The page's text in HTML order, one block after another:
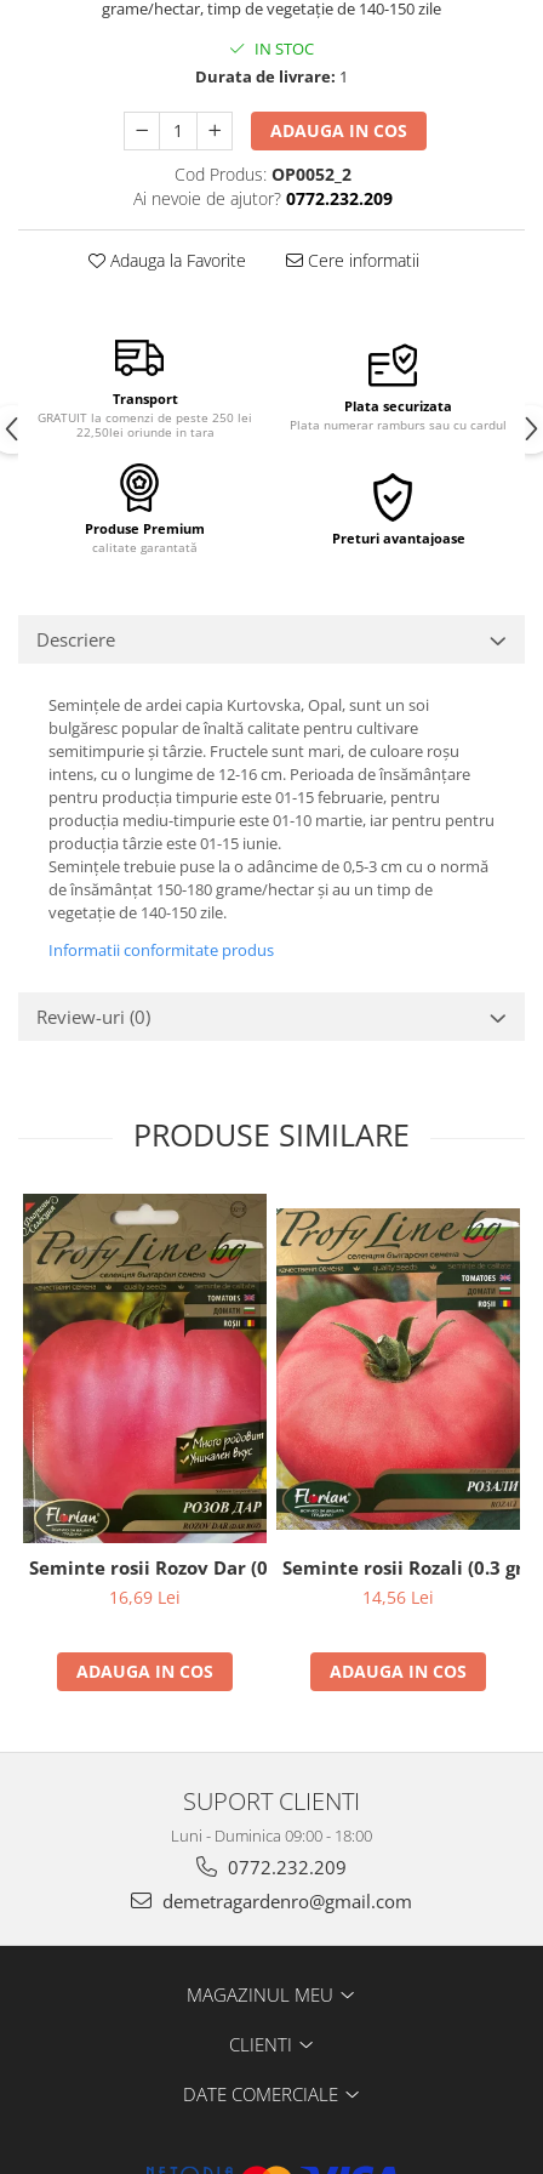
Semințe de Țelină
grame/hectar, timp de vegetație de 140-150 zile
IN STOC
Durata de livrare: 1
ADAUGA IN COS
Cod Produs: OP0052_2
Ai nevoie de ajutor? 0772.232.209
Adauga la Favorite Cere informatii
Transport
GRATUIT la comenzi de peste 250 lei
22,50lei oriunde in tara
Plata securizata
Plata numerar ramburs sau cu cardul
Produse Premium
calitate garantată
Preturi avantajoase
Descriere
Semințele de ardei capia Kurtovska, Opal, sunt un soi
bulgăresc popular de înaltă calitate pentru cultivare
semitimpurie și târzie. Fructele sunt mari, de culoare roșu
intens, cu o lungime de 12-16 cm. Perioada de însămânțare
pentru producția timpurie este 01-15 februarie, pentru
producția mediu-timpurie este 01-10 martie, iar pentru pentru
producția târzie este 01-15 iunie.
Semințele trebuie puse la o adâncime de 0,5-3 cm cu o normă
de însămânțat 150-180 grame/hectar și au un timp de
vegetație de 140-150 zile.
Informatii conformitate produs
Review-uri (0)
PRODUSE SIMILARE
Seminte rosii Rozov Dar (0.2 gr)
16,69 Lei
ADAUGA IN COS
Seminte rosii Rozali (0.3 gr)
14,56 Lei
ADAUGA IN COS
SUPORT CLIENTI
Luni - Duminica 09:00 - 18:00
0772.232.209
demetragardenro@gmail.com
MAGAZINUL MEU
CLIENTI
DATE COMERCIALE